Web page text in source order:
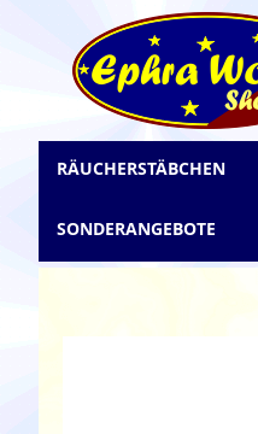
Inhalt
springen
RÄUCHERSTÄBCHEN
SONDERANGEBOTE